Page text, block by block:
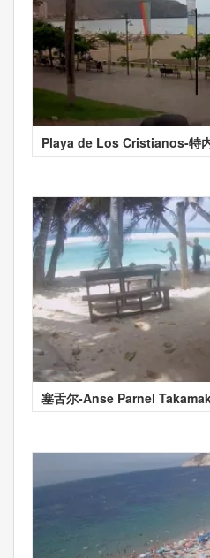
Playa de Los Cristianos-特
塞舌尔-Anse Parnel